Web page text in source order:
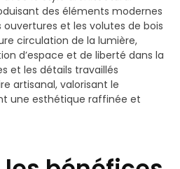
des éléments modernes
et les volutes de bois
circulation de la lumière,
d’espace et de liberté dans la
et les détails travaillés
artisanal, valorisant le
une esthétique raffinée et